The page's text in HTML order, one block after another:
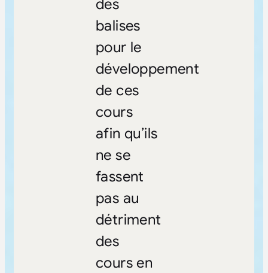
des
balises
pour le
développement
de ces
cours
afin qu’ils
ne se
fassent
pas au
détriment
des
cours en